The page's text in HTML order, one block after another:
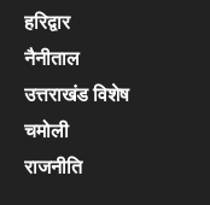
हरिद्वार
नैनीताल
उत्तराखंड विशेष
चमोली
राजनीति